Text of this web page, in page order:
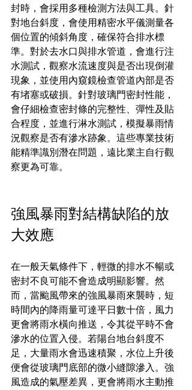
封時，會採用多種檢測方法與工具。針
對地台斜度，會使用精密水平儀測量各
個位置的傾斜角度，確保符合排水標
準。對於去水口與排水管道，會進行注
水測試，觀察水流速度與是否出現倒灌
現象，並使用內窺鏡檢查管道內部是否
有堵塞或破損。針對玻璃門密封性能，
會仔細檢查密封條的完整性、彈性及貼
合程度，並進行淋水測試，模擬暴雨情
況觀察是否有滲水跡象。這些專業技術
能精準識別潛在問題，遠比業主自行觀
察更為可靠。
強風暴雨對結構缺陷的放
大效應
在一般天氣條件下，輕微的排水不暢或
密封不良可能不會造成明顯影響。然
而，當颱風帶來的強風暴雨來襲時，短
時間內的降雨量可達平日數十倍，風力
更會將雨水橫向推送，令其從平時不會
滲水的位置入侵。若陽台地台斜度不
足，大量雨水會迅速積聚，水位上升後
便會從玻璃門底部的微小縫隙滲入。強
風造成的氣壓差異，更會將雨水主動推